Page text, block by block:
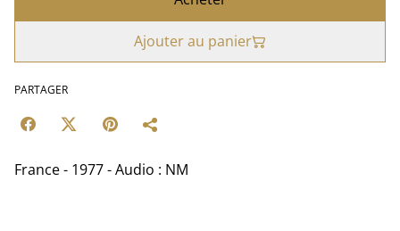
Ajouter au panier
PARTAGER
France - 1977 - Audio : NM